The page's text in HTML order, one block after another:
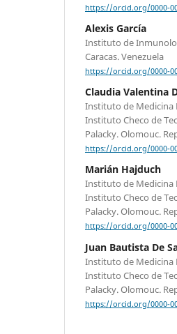
https://orcid.org/0000-
Alexis García
Instituto de
Caracas. Venezuela
https://orcid.org/0000-
Claudia Valentina
Instituto de Medicina
Instituto Checo de
Palacky. Olomouc.
https://orcid.org/0000-
Marián Hajduch
Instituto de Medicina
Instituto Checo de
Palacky. Olomouc.
https://orcid.org/0000-
Juan Bautista De
Instituto de Medicina
Instituto Checo de
Palacky. Olomouc.
https://orcid.org/0000-